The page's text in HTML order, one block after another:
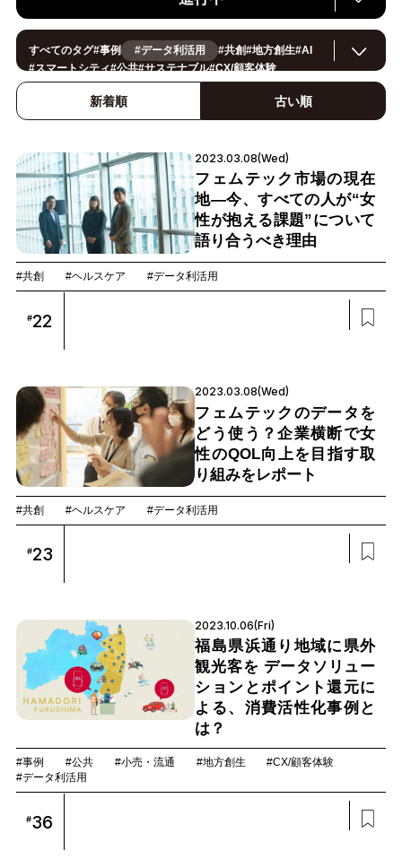
すべてのタグ#事例 #データ利活用 #共創#地方創生#AI
#スマートシティ#公共#サステナブル#CX/顧客体験
#ヘルスケア#環境・エネルギー#働き方改革
イノベーション#IoT
スマートファクトリー
# デジタルツイン
新着順 古い順
2023.03.08(Wed)
フェムテック市場の現在
地—今、すべての人が“女
性が抱える課題”について
語り合うべき理由
#共創 #ヘルスケア #データ利活用
#22
2023.03.08(Wed)
フェムテックのデータを
どう使う？企業横断で女
性のQOL向上を目指す取
り組みをレポート
#共創 #ヘルスケア #データ利活用
#23
2023.10.06(Fri)
福島県浜通り地域に県外
観光客を データソリュー
ションとポイント還元に
よる、消費活性化事例と
は？
#事例 #公共 #小売・流通 #地方創生
#CX/顧客体験
#データ利活用
#36